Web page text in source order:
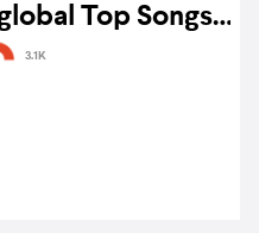
Top Songs
3.1K